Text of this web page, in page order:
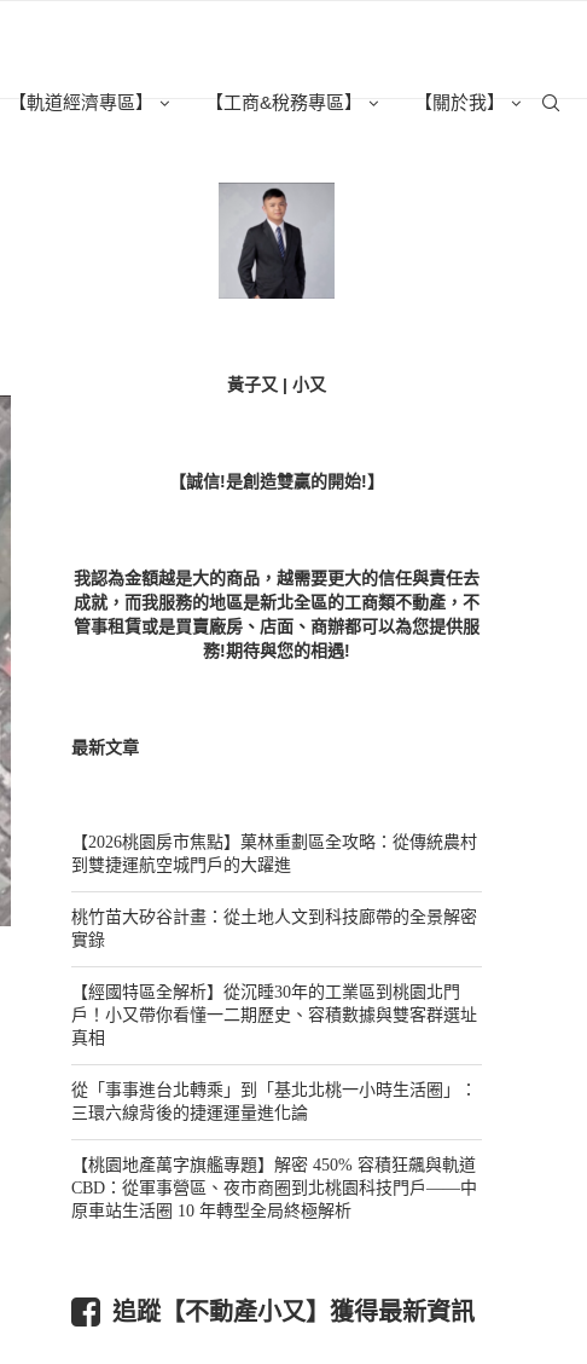
【軌道經濟專區】 【工商&稅務專區】 【關於我】
黃子又 | 小又
【誠信!是創造雙贏的開始!】
我認為金額越是大的商品，越需要更大的信任與責任去
成就，而我服務的地區是新北全區的工商類不動產，不
管事租賃或是買賣廠房、店面、商辦都可以為您提供服
務!期待與您的相遇!
最新文章
【2026桃園房市焦點】菓林重劃區全攻略：從傳統農村
到雙捷運航空城門戶的大躍進
桃竹苗大矽谷計畫：從土地人文到科技廊帶的全景解密
實錄
【經國特區全解析】從沉睡30年的工業區到桃園北門
戶！小又帶你看懂一二期歷史、容積數據與雙客群選址
真相
從「事事進台北轉乘」到「基北北桃一小時生活圈」：
三環六線背後的捷運運量進化論
【桃園地產萬字旗艦專題】解密 450% 容積狂飆與軌道
CBD：從軍事營區、夜市商圈到北桃園科技門戶——中
原車站生活圈 10 年轉型全局終極解析
追蹤【不動產小又】獲得最新資訊